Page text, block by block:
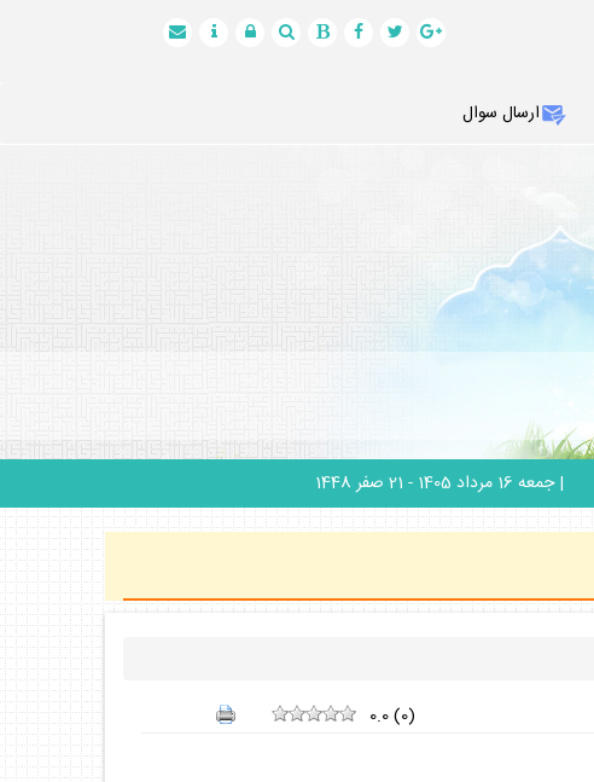
ارسال سوال
| جمعه 16 مرداد 1405 - 21 صفر 1448
0.0(0)